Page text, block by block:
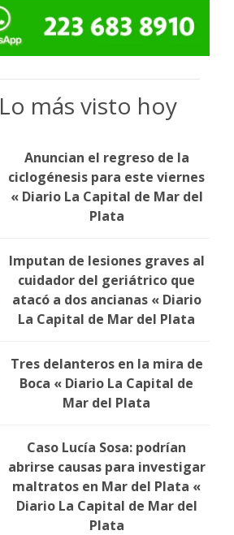
Lo más visto hoy
Anuncian el regreso de la
ciclogénesis para este viernes
« Diario La Capital de Mar del
Plata
Imputan de lesiones graves al
cuidador del geriátrico que
atacó a dos ancianas « Diario
La Capital de Mar del Plata
Tres delanteros en la mira de
Boca « Diario La Capital de
Mar del Plata
Caso Lucía Sosa: podrían
abrirse causas para investigar
maltratos en Mar del Plata «
Diario La Capital de Mar del
Plata